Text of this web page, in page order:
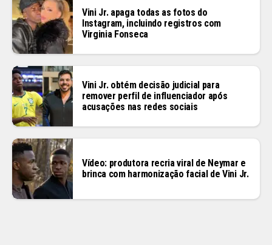
Vini Jr. apaga todas as fotos do
Instagram, incluindo registros com
Virginia Fonseca
Vini Jr. obtém decisão judicial para
remover perfil de influenciador após
acusações nas redes sociais
Vídeo: produtora recria viral de Neymar e
brinca com harmonização facial de Vini Jr.